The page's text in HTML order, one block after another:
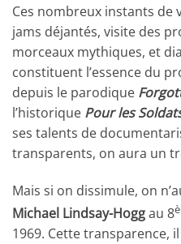
Ces nombreux instants de
jams déjantés, visite des
morceaux mythiques, et
constituent l’essence du
depuis le parodique
l’historique Pour les
ses talents de
transparents, on aura un
Mais si on dissimule, on
Michael Lindsay-Hoggau 8
1969. Cette transparence,